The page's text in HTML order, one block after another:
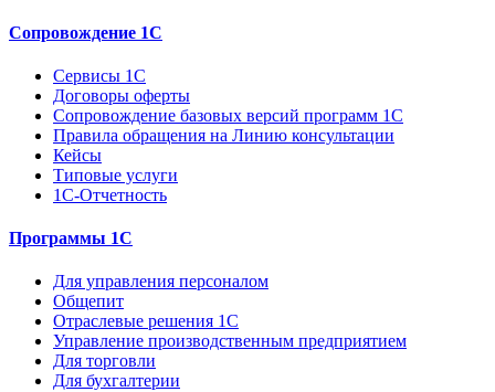
Сопровождение 1С
Сервисы 1С
Договоры оферты
Сопровождение базовых версий программ 1С
Правила обращения на Линию консультации
Кейсы
Типовые услуги
1С-Отчетность
Программы 1С
Для управления персоналом
Общепит
Отраслевые решения 1С
Управление производственным предприятием
Для торговли
Для бухгалтерии